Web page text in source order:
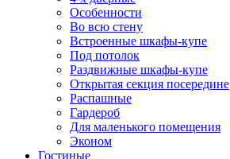
Особенности
Во всю стену
Встроенные шкафы-купе
Под потолок
Раздвижные шкафы-купе
Открытая секция посередине
Распашные
Гардероб
Для маленького помещения
Эконом
Гостиные